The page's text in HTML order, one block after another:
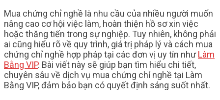
Mua chứng chỉ nghề là nhu cầu của nhiều người muốn
nâng cao cơ hội việc làm, hoàn thiện hồ sơ xin việc
hoặc thăng tiến trong sự nghiệp. Tuy nhiên, không phải
ai cũng hiểu rõ về quy trình, giá trị pháp lý và cách mua
chứng chỉ nghề hợp pháp tại các đơn vị uy tín nhưLàm
Bằng VIP. Bài viết này sẽ giúp bạn tìm hiểu chi tiết,
chuyên sâu về dịch vụ mua chứng chỉ nghề tại Làm
Bằng VIP, đảm bảo bạn có quyết định sáng suốt nhất.